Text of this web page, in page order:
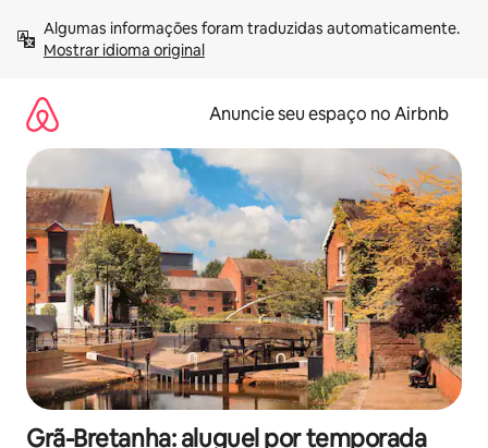
para
Mostrar idioma original
Anuncie seu espaço no Airbnb
Grã-Bretanha: aluguel por temporada